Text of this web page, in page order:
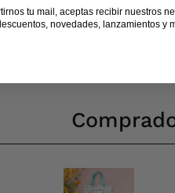
tu mail, aceptas recibir nuestros
novedades, lanzamientos y